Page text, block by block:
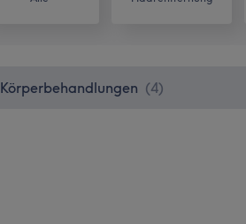
Körperbehandlungen (4)